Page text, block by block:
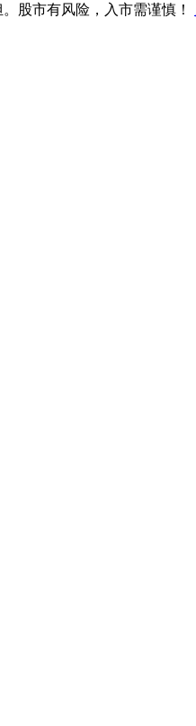
股市有风险，入市需谨慎！